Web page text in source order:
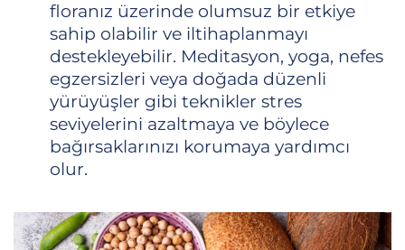
floranız üzerinde olumsuz bir etkiye
sahip olabilir ve iltihaplanmayı
destekleyebilir. Meditasyon, yoga, nefes
egzersizleri veya doğada düzenli
yürüyüşler gibi teknikler stres
seviyelerini azaltmaya ve böylece
bağırsaklarınızı korumaya yardımcı
olur.